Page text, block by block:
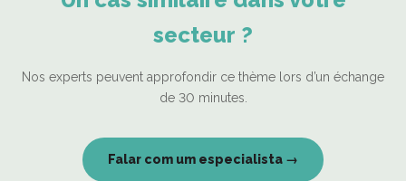
secteur ?
Nos experts peuvent approfondir ce thème lors d’un échange
de 30 minutes.
Falar com um especialista →